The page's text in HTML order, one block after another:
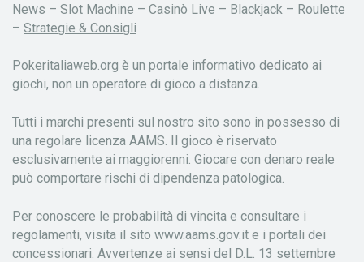
News – Slot Machine – Casinò Live – Blackjack – Roulette
– Strategie & Consigli
Pokeritaliaweb.org è un portale informativo dedicato ai
giochi, non un operatore di gioco a distanza.
Tutti i marchi presenti sul nostro sito sono in possesso di
una regolare licenza AAMS. Il gioco è riservato
esclusivamente ai maggiorenni. Giocare con denaro reale
può comportare rischi di dipendenza patologica.
Per conoscere le probabilità di vincita e consultare i
regolamenti, visita il sito www.aams.gov.it e i portali dei
concessionari. Avvertenze ai sensi del D.L. 13 settembre